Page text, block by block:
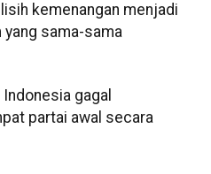
kemenangan menjadi
sama-sama
gagal
partai awal secara